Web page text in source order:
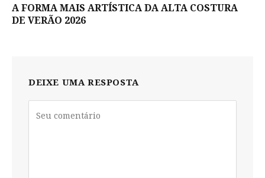
A FORMA MAIS ARTÍSTICA DA ALTA COSTURA
DE VERÃO 2026
DEIXE UMA RESPOSTA